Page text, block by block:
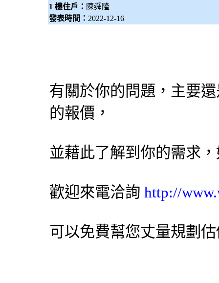
1 樓住戶： 陳舜隆
發表時間： 2022-12-16
有關於你的問題，主要
的報價，
並藉此了解到你的需求
歡迎來電洽詢 http://
可以免費幫您丈量規劃